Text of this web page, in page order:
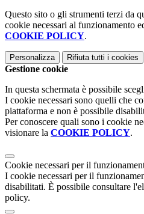
Questo sito o gli strumenti terzi da
cookie necessari al funzionamento
COOKIE POLICY.
Personalizza Rifiuta tutti i cookies
Gestione cookie
In questa schermata è possibile
I cookie necessari sono quelli che
piattaforma e non è possibile
Per conoscere quali sono i cookie
visionare la COOKIE POLICY.
Cookie necessari per il
I cookie necessari per il
disabilitati. È possibile consultare
policy.